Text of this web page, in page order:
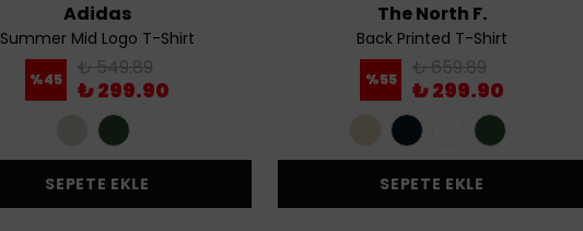
Adidas
Summer Mid Logo T-Shirt
%45 ₺ 549.89
₺ 299.90
SEPETE EKLE
The North F.
Back Printed T-Shirt
%55 ₺ 659.89
₺ 299.90
SEPETE EKLE